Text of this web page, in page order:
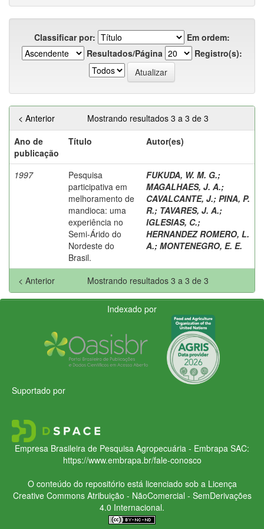
Classificar por:
Em ordem:
Resultados/Página
Registro(s):
Mostrando resultados 3 a 3 de 3
< Anterior
Ano de
publicação
Título Autor(es)
1997
Pesquisa
participativa em
melhoramento de
mandioca: uma
experiência no
Semi-Árido do
Nordeste do
Brasil.
FUKUDA, W. M. G.;
MAGALHAES, J. A.;
CAVALCANTE, J.; PINA, P.
R.; TAVARES, J. A.;
IGLESIAS, C.;
HERNANDEZ ROMERO, L.
A.; MONTENEGRO, E. E.
Mostrando resultados 3 a 3 de 3
< Anterior
Indexado por
Suportado por
Empresa Brasileira de Pesquisa Agropecuária - Embrapa SAC:
https://www.embrapa.br/fale-conosco
O conteúdo do repositório está licenciado sob a Licença
Creative CommonsAtribuição - NãoComercial - SemDerivações
4.0 Internacional.